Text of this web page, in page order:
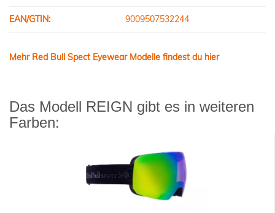
EAN/GTIN: 9009507532244
Mehr Red Bull Spect Eyewear Modelle findest du hier
Das Modell REIGN gibt es in weiteren
Farben: